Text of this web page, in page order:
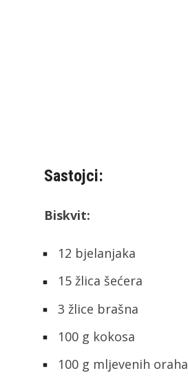
Sastojci:
Biskvit:
12 bjelanjaka
15 žlica šećera
3 žlice brašna
100 g kokosa
100 g mljevenih oraha